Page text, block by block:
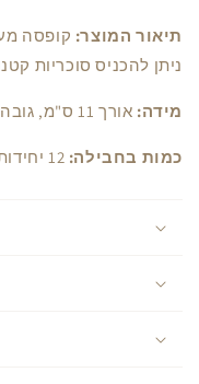
תיאור המוצר: קופסה
ניתן להכניס סוכריות
מידה: אורך 11 ס"מ, גובה 8 ס"מ
כמות בחבילה: 12 יחידות